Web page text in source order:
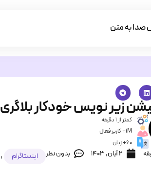
زیر نویس خودکار بلاگری
کمتر از 1 دقیقه
1M+ کاربر فعال
60+ زبان
۲ آبان, ۱۴۰۳ بدون نظر اینستاگرام ,